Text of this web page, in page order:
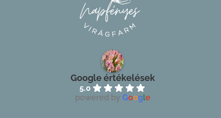
Google értékelések
5.0
powered by Google